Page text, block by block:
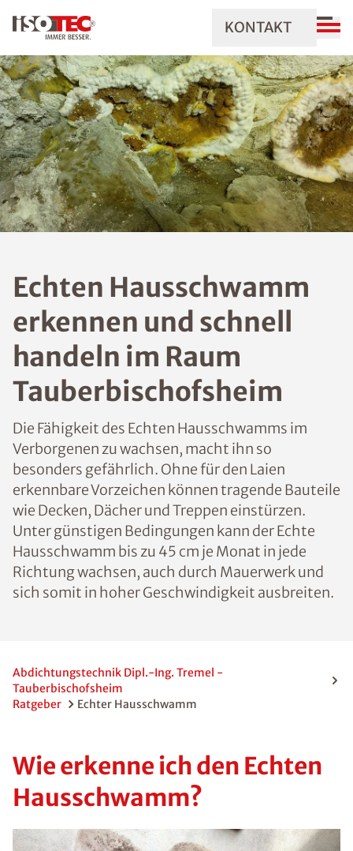
KONTAKT
Echten Hausschwamm
erkennen und schnell
handeln im Raum
Tauberbischofsheim
Die Fähigkeit des Echten Hausschwamms im
Verborgenen zu wachsen, macht ihn so
besonders gefährlich. Ohne für den Laien
erkennbare Vorzeichen können tragende Bauteile
wie Decken, Dächer und Treppen einstürzen.
Unter günstigen Bedingungen kann der Echte
Hausschwamm bis zu 45 cm je Monat in jede
Richtung wachsen, auch durch Mauerwerk und
sich somit in hoher Geschwindigkeit ausbreiten.
Abdichtungstechnik Dipl.-Ing. Tremel -
Tauberbischofsheim
Ratgeber
Echter Hausschwamm
Wie erkenne ich den Echten
Hausschwamm?